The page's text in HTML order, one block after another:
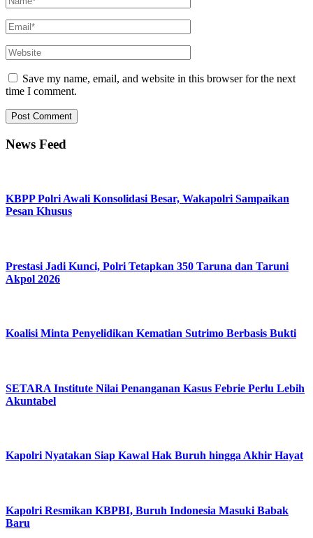
Save my name, email, and website in this browser for the next
time I comment.
News Feed
KBPP Polri Awali Konsolidasi Besar, Wakapolri Sampaikan
Pesan Khusus
Prestasi Jadi Kunci, Polri Tetapkan 350 Taruna dan Taruni
Akpol 2026
Koalisi Minta Penyelidikan Kematian Sutrimo Berbasis Bukti
SETARA Institute Nilai Penanganan Kasus Febrie Perlu Lebih
Akuntabel
Kapolri Nyatakan Siap Kawal Hak Buruh hingga Akhir Hayat
Kapolri Resmikan KBPBI, Buruh Indonesia Masuki Babak
Baru